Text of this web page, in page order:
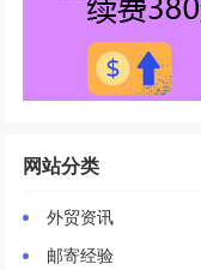
网站分类
外贸资讯
邮寄经验